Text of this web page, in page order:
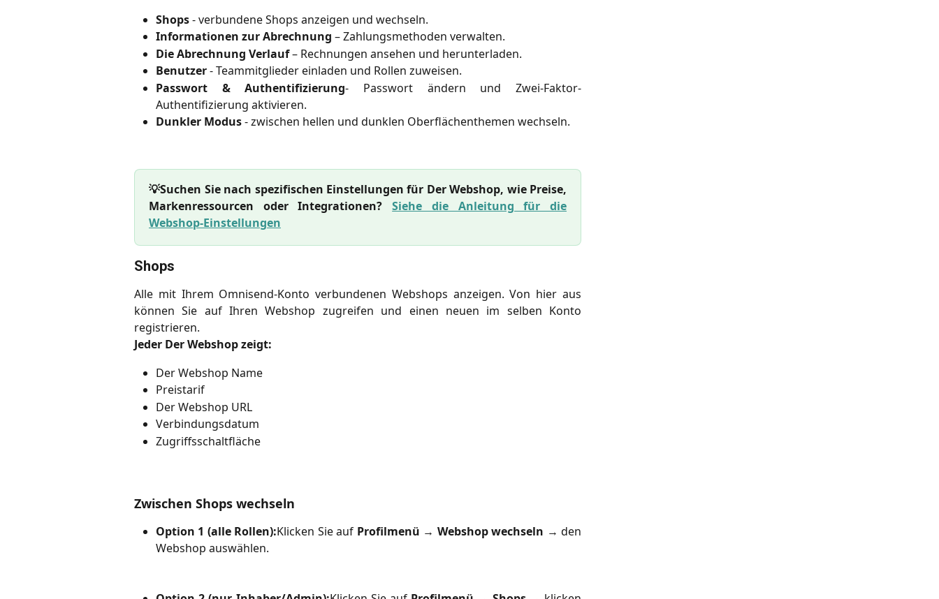
Shops- verbundene Shops anzeigen und wechseln.
Informationen zur Abrechnung – Zahlungsmethoden verwalten.
Die Abrechnung Verlauf– Rechnungen ansehen und herunterladen.
Benutzer- Teammitglieder einladen und Rollen zuweisen.
Passwort & Authentifizierung- Passwort ändern und Zwei-Faktor-
Authentifizierung aktivieren.
Dunkler Modus- zwischen hellen und dunklen Oberflächenthemen wechseln.
💡Suchen Sie nach spezifischen Einstellungen für Der Webshop, wie Preise,
Markenressourcen oder Integrationen?
Siehe die Anleitung für die
Webshop-Einstellungen
Shops
Alle mit Ihrem Omnisend-Konto verbundenen Webshops anzeigen. Von hier aus
können Sie auf Ihren Webshop zugreifen und einen neuen im selben Konto
registrieren.
Jeder Der Webshop zeigt:
Der Webshop Name
Preistarif
Der Webshop URL
Verbindungsdatum
Zugriffsschaltfläche
Zwischen Shops wechseln
Option 1 (alle Rollen):Klicken Sie auf Profilmenü → Webshop wechseln → den
Webshop auswählen.